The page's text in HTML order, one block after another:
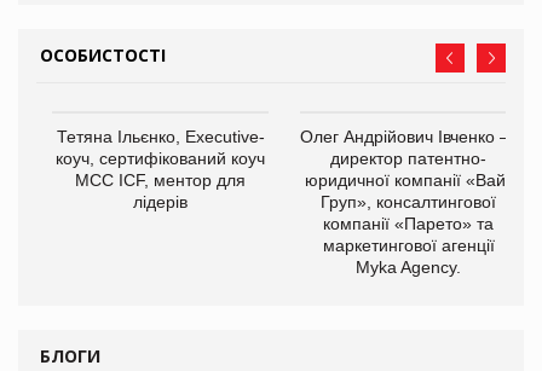
ОСОБИСТОСТІ
Тетяна Ільєнко, Executive-
коуч, сертифікований коуч
МСС ICF, ментор для
лідерів
Олег Андрійович Івченко —
директор патентно-
юридичної компанії «Вайз
Груп», консалтингової
компанії «Парето» та
маркетингової агенції
Myka Agency.
БЛОГИ